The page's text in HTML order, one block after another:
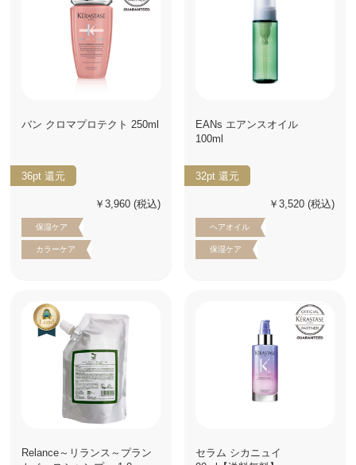
バン クロマプロテクト 250ml
36pt 還元
￥3,960 (税込)
保湿ケア
カラーケア
EANs エアンスオイル
100ml
32pt 還元
￥3,520 (税込)
ヘアオイル
保湿ケア
Relance～リランス～プラン
セラム シカニュイ